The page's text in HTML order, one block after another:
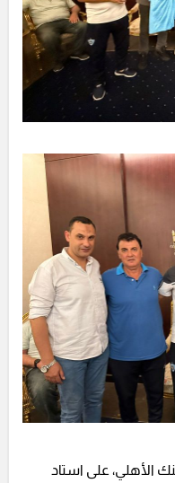
الأهلي، على استاد